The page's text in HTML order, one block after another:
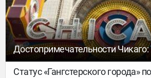
показательно, город достоин
уровня.
Достопримечательности Чикаго:
Статус «Гангстерского города»